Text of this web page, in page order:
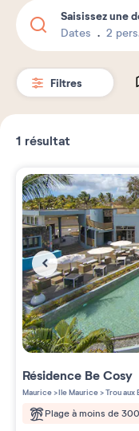
Saisissez une
Dates 2
Filtres
1 résultat
Résidence Be Cosy
Maurice>Ile Maurice>Trou aux
Plage à moins de